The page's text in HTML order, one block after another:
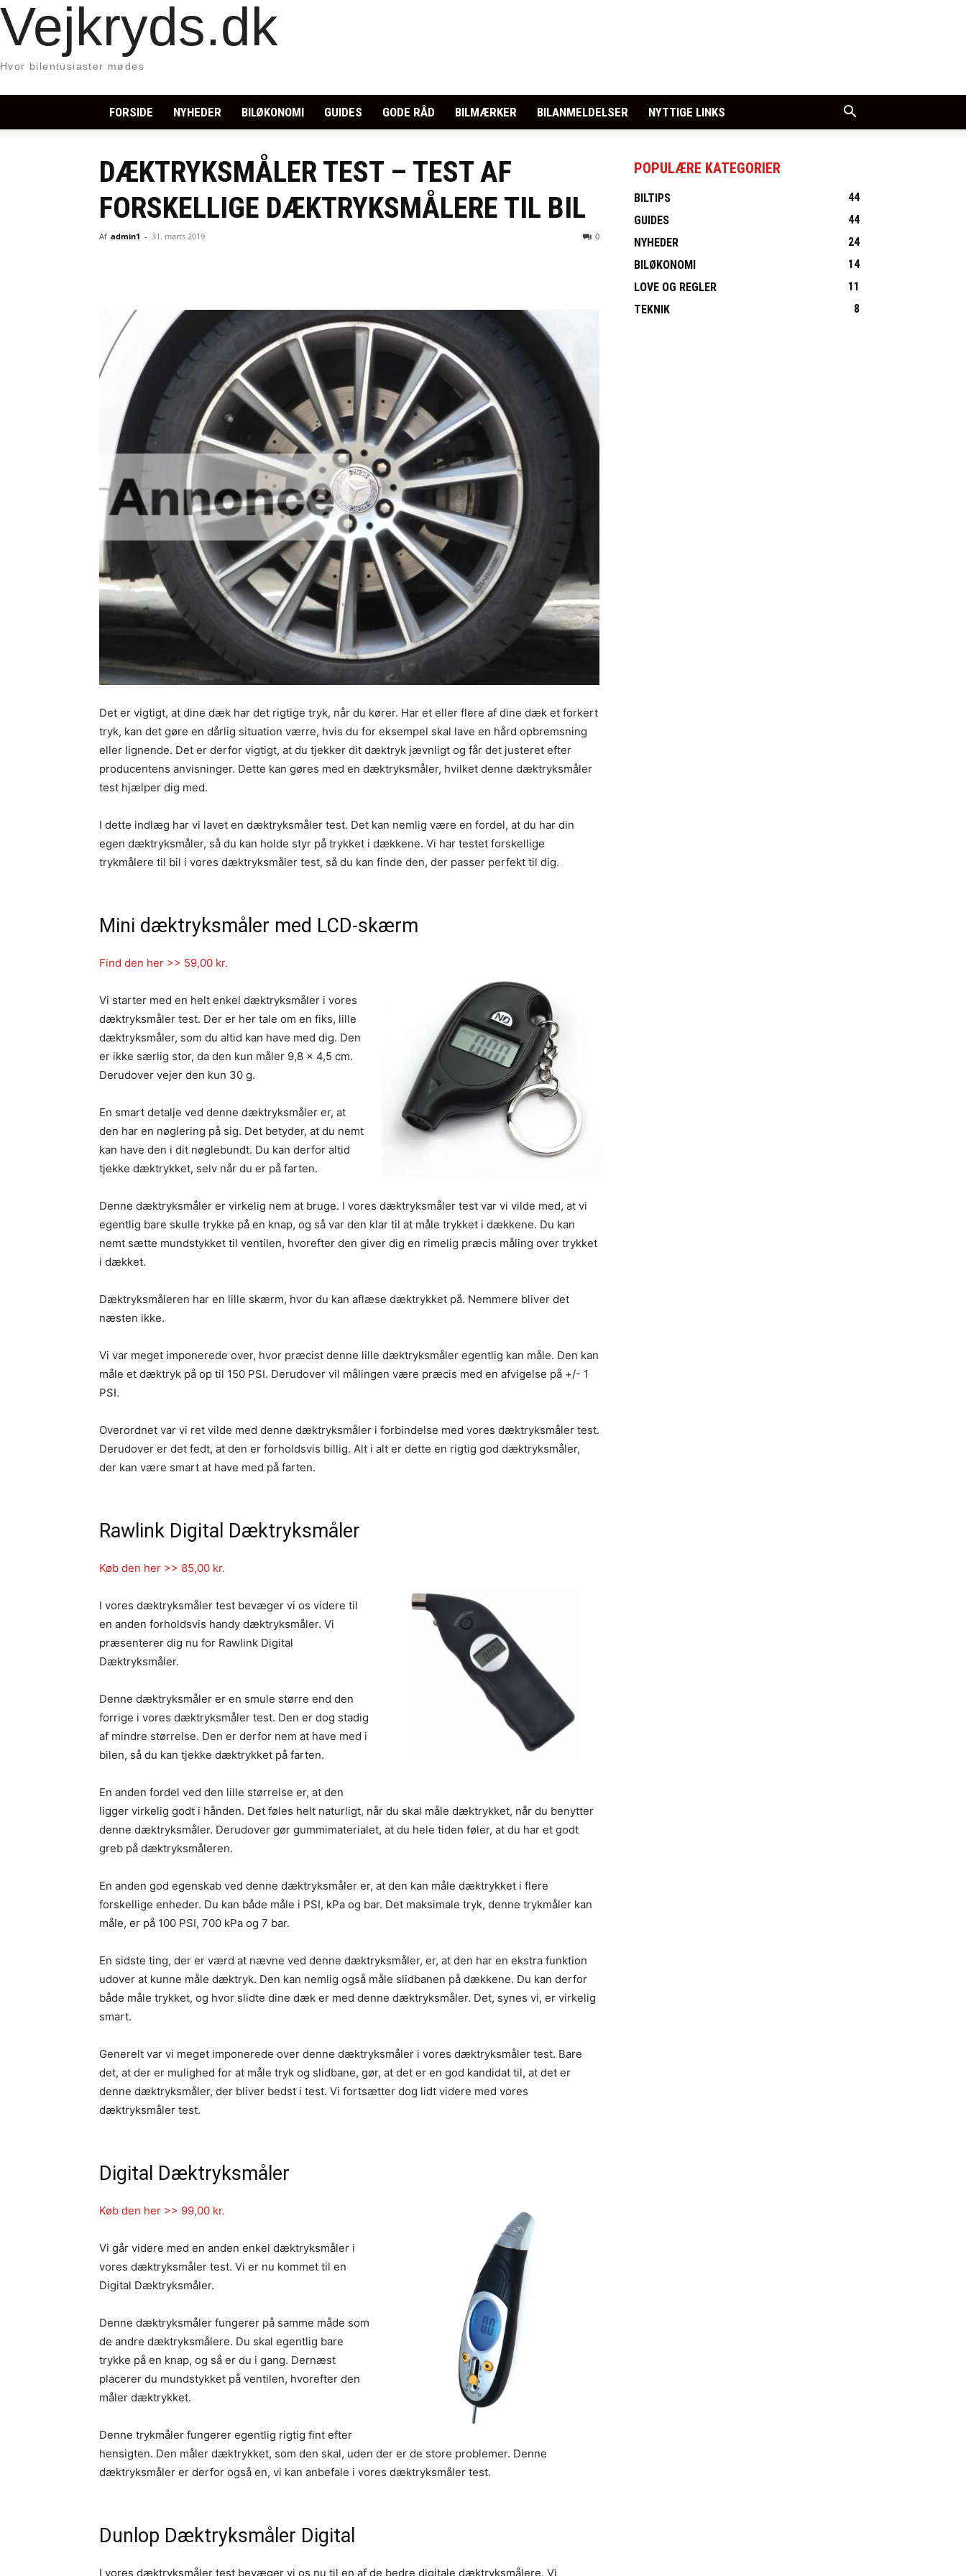
Vejkryds.dk
Hvor bilentusiaster mødes
FORSIDE NYHEDER BILØKONOMI GUIDES GODE RÅD BILMÆRKER BILANMELDELSER NYTTIGE LINKS
DÆKTRYKSMÅLER TEST – TEST AF
FORSKELLIGE DÆKTRYKSMÅLERE TIL BIL
Af admin1 - 31. marts 2019 0
Det er vigtigt, at dine dæk har det rigtige tryk, når du kører. Har et eller flere af dine dæk et forkert
tryk, kan det gøre en dårlig situation værre, hvis du for eksempel skal lave en hård opbremsning
eller lignende. Det er derfor vigtigt, at du tjekker dit dæktryk jævnligt og får det justeret efter
producentens anvisninger. Dette kan gøres med en dæktryksmåler, hvilket denne dæktryksmåler
test hjælper dig med.
I dette indlæg har vi lavet en dæktryksmåler test. Det kan nemlig være en fordel, at du har din
egen dæktryksmåler, så du kan holde styr på trykket i dækkene. Vi har testet forskellige
trykmålere til bil i vores dæktryksmåler test, så du kan finde den, der passer perfekt til dig.
Mini dæktryksmåler med LCD-skærm
Find den her >> 59,00 kr.
Vi starter med en helt enkel dæktryksmåler i vores
dæktryksmåler test. Der er her tale om en fiks, lille
dæktryksmåler, som du altid kan have med dig. Den
er ikke særlig stor, da den kun måler 9,8 x 4,5 cm.
Derudover vejer den kun 30 g.
En smart detalje ved denne dæktryksmåler er, at
den har en nøglering på sig. Det betyder, at du nemt
kan have den i dit nøglebundt. Du kan derfor altid
tjekke dæktrykket, selv når du er på farten.
Denne dæktryksmåler er virkelig nem at bruge. I vores dæktryksmåler test var vi vilde med, at vi
egentlig bare skulle trykke på en knap, og så var den klar til at måle trykket i dækkene. Du kan
nemt sætte mundstykket til ventilen, hvorefter den giver dig en rimelig præcis måling over trykket
i dækket.
Dæktryksmåleren har en lille skærm, hvor du kan aflæse dæktrykket på. Nemmere bliver det
næsten ikke.
Vi var meget imponerede over, hvor præcist denne lille dæktryksmåler egentlig kan måle. Den kan
måle et dæktryk på op til 150 PSI. Derudover vil målingen være præcis med en afvigelse på +/- 1
PSI.
Overordnet var vi ret vilde med denne dæktryksmåler i forbindelse med vores dæktryksmåler test.
Derudover er det fedt, at den er forholdsvis billig. Alt i alt er dette en rigtig god dæktryksmåler,
der kan være smart at have med på farten.
Rawlink Digital Dæktryksmåler
Køb den her >> 85,00 kr.
I vores dæktryksmåler test bevæger vi os videre til
en anden forholdsvis handy dæktryksmåler. Vi
præsenterer dig nu for Rawlink Digital
Dæktryksmåler.
Denne dæktryksmåler er en smule større end den
forrige i vores dæktryksmåler test. Den er dog stadig
af mindre størrelse. Den er derfor nem at have med i
bilen, så du kan tjekke dæktrykket på farten.
En anden fordel ved den lille størrelse er, at den
ligger virkelig godt i hånden. Det føles helt naturligt, når du skal måle dæktrykket, når du benytter
denne dæktryksmåler. Derudover gør gummimaterialet, at du hele tiden føler, at du har et godt
greb på dæktryksmåleren.
En anden god egenskab ved denne dæktryksmåler er, at den kan måle dæktrykket i flere
forskellige enheder. Du kan både måle i PSI, kPa og bar. Det maksimale tryk, denne trykmåler kan
måle, er på 100 PSI, 700 kPa og 7 bar.
En sidste ting, der er værd at nævne ved denne dæktryksmåler, er, at den har en ekstra funktion
udover at kunne måle dæktryk. Den kan nemlig også måle slidbanen på dækkene. Du kan derfor
både måle trykket, og hvor slidte dine dæk er med denne dæktryksmåler. Det, synes vi, er virkelig
smart.
Generelt var vi meget imponerede over denne dæktryksmåler i vores dæktryksmåler test. Bare
det, at der er mulighed for at måle tryk og slidbane, gør, at det er en god kandidat til, at det er
denne dæktryksmåler, der bliver bedst i test. Vi fortsætter dog lidt videre med vores
dæktryksmåler test.
Digital Dæktryksmåler
Køb den her >> 99,00 kr.
Vi går videre med en anden enkel dæktryksmåler i
vores dæktryksmåler test. Vi er nu kommet til en
Digital Dæktryksmåler.
Denne dæktryksmåler fungerer på samme måde som
de andre dæktryksmålere. Du skal egentlig bare
trykke på en knap, og så er du i gang. Dernæst
placerer du mundstykket på ventilen, hvorefter den
måler dæktrykket.
Denne trykmåler fungerer egentlig rigtig fint efter
hensigten. Den måler dæktrykket, som den skal, uden der er de store problemer. Denne
dæktryksmåler er derfor også en, vi kan anbefale i vores dæktryksmåler test.
Dunlop Dæktryksmåler Digital
I vores dæktryksmåler test bevæger vi os nu til en af de bedre digitale dæktryksmålere. Vi
POPULÆRE KATEGORIER
BILTIPS
44
GUIDES
44
NYHEDER
24
BILØKONOMI
14
LOVE OG REGLER
11
TEKNIK
8